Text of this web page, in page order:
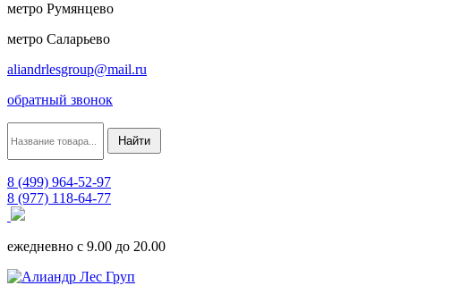
метро Румянцево
метро Саларьево
aliandrlesgroup@mail.ru
обратный звонок
8 (499) 964-52-97
8 (977) 118-64-77
ежедневно с 9.00 до 20.00